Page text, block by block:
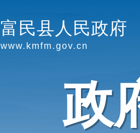
富民县人民政府
www.kmfm.gov.cn
政